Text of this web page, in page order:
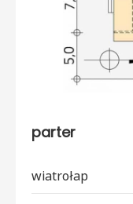
parter
wiatrołap